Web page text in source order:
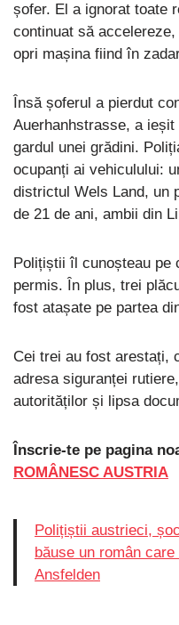
șofer. El a ignorat toate
continuat să
opri mașina fiind în
Însă șoferul a pierdut
Auerhanhstrasse, a
gardul unei grădini.
ocupanți ai vehiculului:
districtul Wels Land, un
de 21 de ani, ambii din
Polițiștii îl cunoșteau pe
permis. În plus, trei
fost atașate pe partea
Cei trei au fost arestați,
adresa siguranței
autorităților și lipsa
Înscrie-te pe pagina
ROMÂNESC AUSTRIA
Polițiștii austrieci,
băuse un român
Ansfelden